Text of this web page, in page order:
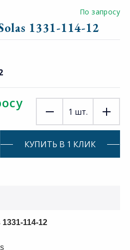
По запросу
1331-114-12
1 шт.
КУПИТЬ В 1 КЛИК
114-12